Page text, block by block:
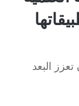
البعد